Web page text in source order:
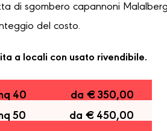
di sgombero capannoni
del costo.
a locali con usato rivendibile.
40
da € 350,00
50
da € 450,00